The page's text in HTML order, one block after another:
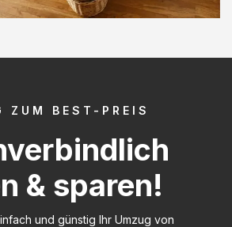
ZUM BEST-PREIS
& sparen!
und günstig Ihr Umzug von